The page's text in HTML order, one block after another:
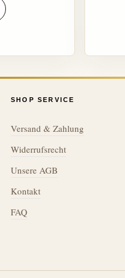
SHOP SERVICE
Versand & Zahlung
Widerrufsrecht
Unsere AGB
Kontakt
FAQ